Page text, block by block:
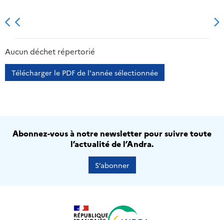
2013 2014
Aucun déchet répertorié
Télécharger le PDF de l'année sélectionnée
Abonnez-vous à notre newsletter pour suivre toute
l’actualité de l’Andra.
S’abonner